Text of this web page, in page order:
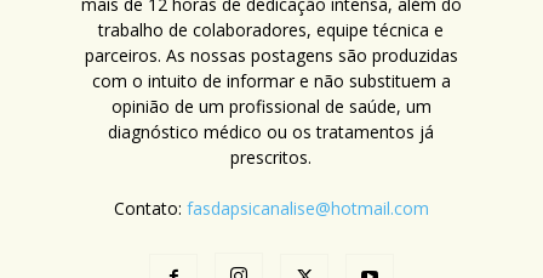
trabalho de colaboradores, equipe técnica e
parceiros. As nossas postagens são produzidas
com o intuito de informar e não substituem a
opinião de um profissional de saúde, um
diagnóstico médico ou os tratamentos já
prescritos.
Contato: fasdapsicanalise@hotmail.com